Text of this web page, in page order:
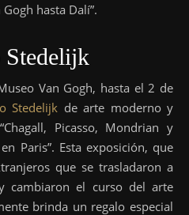
hasta Dalí”.
Stedelijk
Van Gogh, hasta el 2 de
Stedelijk de arte moderno y
Picasso, Mondrian y
Paris”. Esta exposición, que
que se trasladaron a
cambiaron el curso del arte
brinda un regalo especial